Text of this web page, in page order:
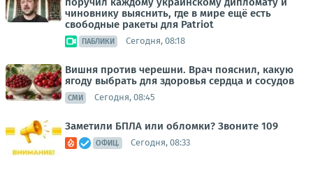
чиновнику выяснить, где в мире ещё есть
свободные ракеты для Patriot
ПАБЛИКИ Сегодня, 08:18
Вишня против черешни. Врач пояснил, какую
ягоду выбрать для здоровья сердца и сосудов
СМИ Сегодня, 08:45
Заметили БПЛА или обломки? Звоните 109
ОФИЦ. Сегодня, 08:33